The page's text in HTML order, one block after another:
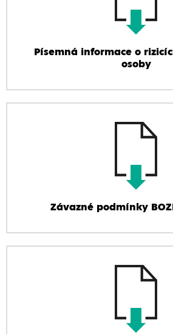
Písemná informace o
osoby
Závazné podmínky